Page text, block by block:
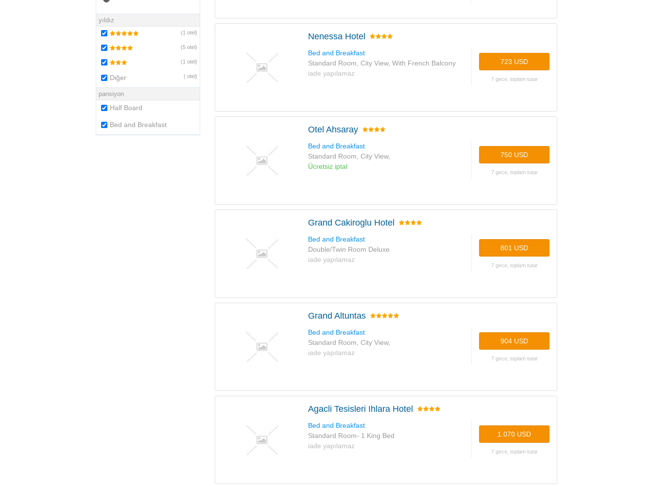
yıldız
Diğer ( otel)
(1 otel)
(5 otel)
(1 otel)
pansiyon
Half Board
Bed and Breakfast
Nenessa Hotel
Bed and Breakfast
Standard Room, City View, With French Balcony
iade yapılamaz
723 USD
7 gece, toplam tutar
Otel Ahsaray
Bed and Breakfast
Standard Room, City View,
Ücretsiz iptal
750 USD
7 gece, toplam tutar
Grand Cakiroglu Hotel
Bed and Breakfast
Double/Twin Room Deluxe
iade yapılamaz
801 USD
7 gece, toplam tutar
Grand Altuntas
Bed and Breakfast
Standard Room, City View,
iade yapılamaz
904 USD
7 gece, toplam tutar
Agacli Tesisleri Ihlara Hotel
Bed and Breakfast
Standard Room- 1 King Bed
iade yapılamaz
1.070 USD
7 gece, toplam tutar